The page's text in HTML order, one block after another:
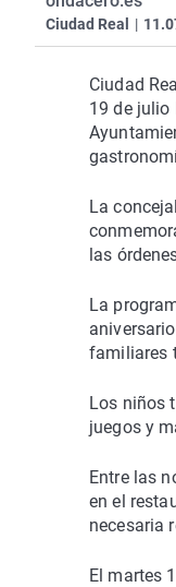
Ciudad Real |
Ciudad
19 de julio
La
las
La
familiares
Los niños
juegos y
Entre las
en el
necesaria
El martes